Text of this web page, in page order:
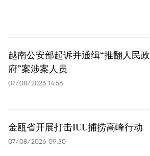
越南公安部起诉并通缉“推翻人民政
府”案涉案人员
07/08/2026 14:56
金瓯省开展打击IUU捕捞高峰行动
07/08/2026 09:30